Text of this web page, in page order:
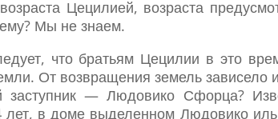
Цецилией, возраста
Мы не знаем.
что братьям Цецилии в это
От возвращения земель зависело
заступник — Людовико Сфорца?
лет, в доме выделенном Людовико